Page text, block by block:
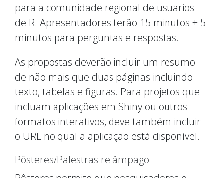
para a comunidade regional de usuarios
de R. Apresentadores terão 15 minutos + 5
minutos para perguntas e respostas.
As propostas deverão incluir um resumo
de não mais que duas páginas incluindo
texto, tabelas e figuras. Para projetos que
incluam aplicações em Shiny ou outros
formatos interativos, deve também incluir
o URL no qual a aplicação está disponível.
Pôsteres/Palestras relâmpago